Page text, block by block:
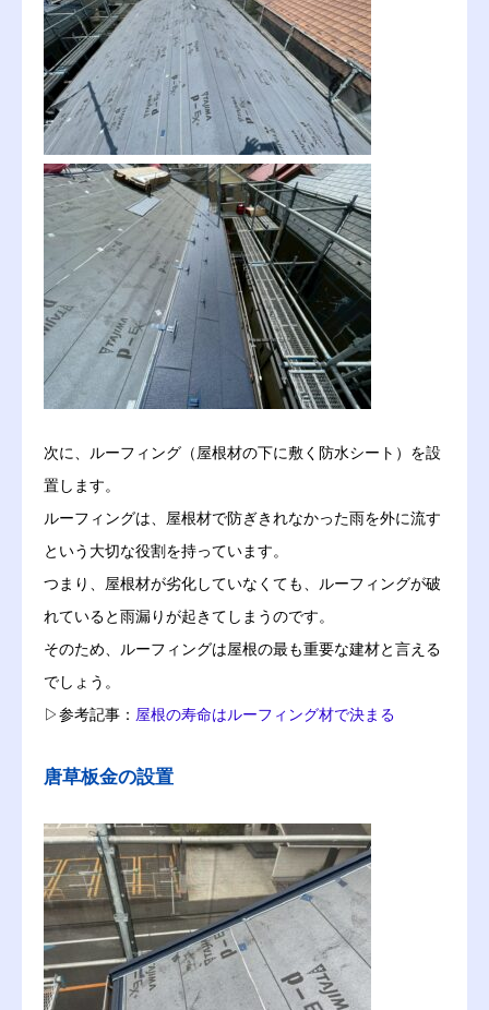
次に、ルーフィング（屋根材の下に敷く防水シート）を設
置します。
ルーフィングは、屋根材で防ぎきれなかった雨を外に流す
という大切な役割を持っています。
つまり、屋根材が劣化していなくても、ルーフィングが破
れていると雨漏りが起きてしまうのです。
そのため、ルーフィングは屋根の最も重要な建材と言える
でしょう。
▷参考記事： 屋根の寿命はルーフィング材で決まる
唐草板金の設置